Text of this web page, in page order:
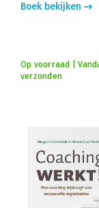
Boek bekijken
Op voorraad |
verzonden